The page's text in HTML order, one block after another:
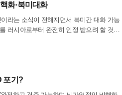
화·북미대화
라는 소식이 전해지면서 북미간 대화 가능
러시아로부터 완전히 인정 받으려 할 것이
적인 북핵 저지는 더욱 어려워질 것으로
포기?